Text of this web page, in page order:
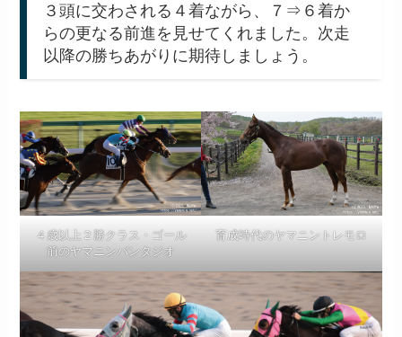
３頭に交わされる４着ながら、７⇒６着か
らの更なる前進を見せてくれました。次走
以降の勝ちあがりに期待しましょう。
４歳以上２勝クラス・ゴール
前のヤマニンバンタジオ
育成時代のヤマニントレモロ